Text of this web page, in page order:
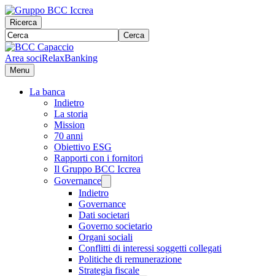
Ricerca
Cerca
Area sociRelaxBanking
Menu
La banca
Indietro
La storia
Mission
70 anni
Obiettivo ESG
Rapporti con i fornitori
Il Gruppo BCC Iccrea
Governance
Indietro
Governance
Dati societari
Governo societario
Organi sociali
Conflitti di interessi soggetti collegati
Politiche di remunerazione
Strategia fiscale